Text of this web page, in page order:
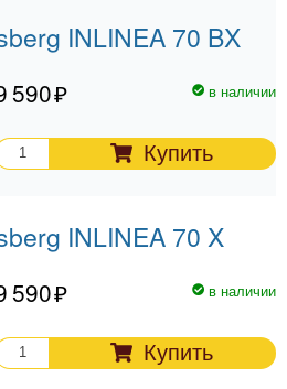
INLINEA 70 BX
590 в наличии
Купить
INLINEA 70 X
590 в наличии
Купить